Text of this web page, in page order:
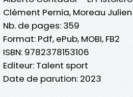
Clément Pernia, Moreau Julien
Nb. de pages: 359
Format: Pdf, ePub, MOBI, FB2
ISBN: 9782378153106
Editeur: Talent sport
Date de parution: 2023